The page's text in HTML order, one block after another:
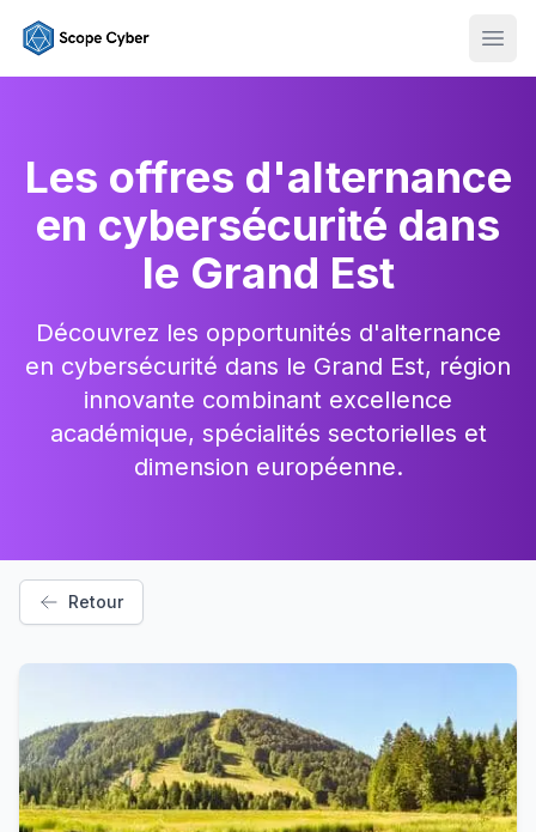
Les offres d'alternance
en cybersécurité dans
le Grand Est
Découvrez les opportunités d'alternance
en cybersécurité dans le Grand Est, région
innovante combinant excellence
académique, spécialités sectorielles et
dimension européenne.
Retour